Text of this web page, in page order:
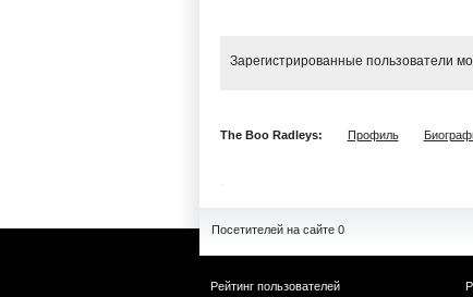
Зарегистрированные пользователи
The Boo Radleys: Профиль
Посетителей на сайте 0
Рейтинг пользователей